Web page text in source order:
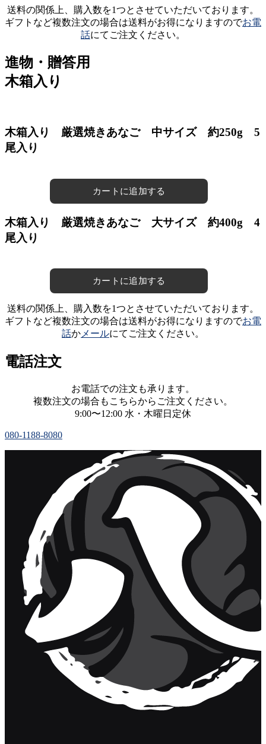
送料の関係上、購入数を1つとさせていただいております。
ギフトなど複数注文の場合は送料がお得になりますのでお電
話にてご注文ください。
進物・贈答用
木箱入り
木箱入り 厳選焼きあなご 中サイズ 約250g 5
尾入り
木箱入り 厳選焼きあなご 大サイズ 約400g 4
尾入り
送料の関係上、購入数を1つとさせていただいております。
ギフトなど複数注文の場合は送料がお得になりますのでお電
話か メールにてご注文ください。
電話注文
お電話での注文も承ります。
複数注文の場合もこちらからご注文ください。
9:00〜12:00 水・木曜日定休
080-1188-8080